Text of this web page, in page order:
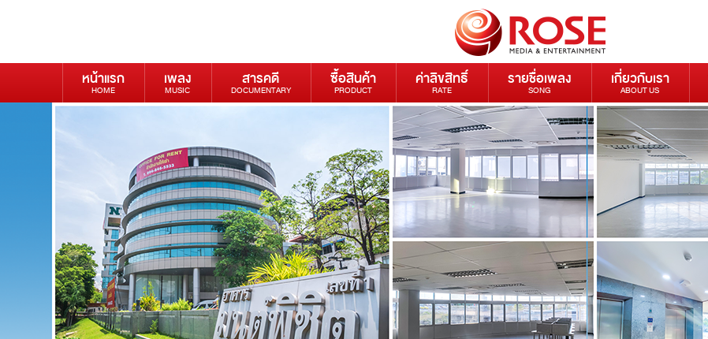
หน้าแรก
HOME
เพลง
MUSIC
สารคดี
DOCUMENTARY
ซื้อสินค้า
PRODUCT
ค่าลิขสิทธิ์
RATE
รายชื่อเพลง
SONG
เกี่ยวกับเรา
ABOUT US